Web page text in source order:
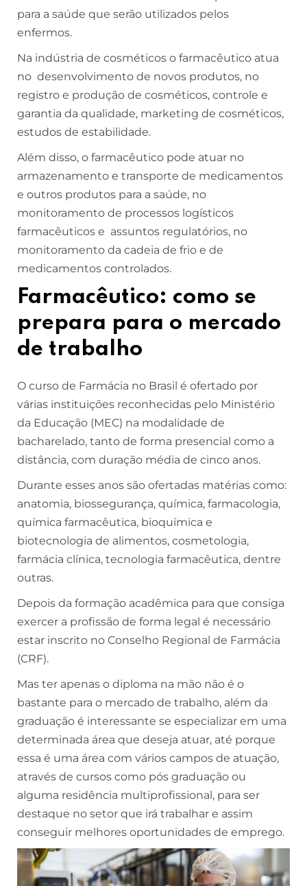
para a saúde que serão utilizados pelos
enfermos.
Na indústria de cosméticos o farmacêutico atua
no desenvolvimento de novos produtos, no
registro e produção de cosméticos, controle e
garantia da qualidade, marketing de cosméticos,
estudos de estabilidade.
Além disso, o farmacêutico pode atuar no
armazenamento e transporte de medicamentos
e outros produtos para a saúde, no
monitoramento de processos logísticos
farmacêuticos e assuntos regulatórios, no
monitoramento da cadeia de frio e de
medicamentos controlados.
Farmacêutico: como se
prepara para o mercado
de trabalho
O curso de Farmácia no Brasil é ofertado por
várias instituições reconhecidas pelo Ministério
da Educação (MEC) na modalidade de
bacharelado, tanto de forma presencial como a
distância, com duração média de cinco anos.
Durante esses anos são ofertadas matérias como:
anatomia, biossegurança, química, farmacologia,
química farmacêutica, bioquímica e
biotecnologia de alimentos, cosmetologia,
farmácia clínica, tecnologia farmacêutica, dentre
outras.
Depois da formação acadêmica para que consiga
exercer a profissão de forma legal é necessário
estar inscrito no Conselho Regional de Farmácia
(CRF).
Mas ter apenas o diploma na mão não é o
bastante para o mercado de trabalho, além da
graduação é interessante se especializar em uma
determinada área que deseja atuar, até porque
essa é uma área com vários campos de atuação,
através de cursos como pós graduação ou
alguma residência multiprofissional, para ser
destaque no setor que irá trabalhar e assim
conseguir melhores oportunidades de emprego.